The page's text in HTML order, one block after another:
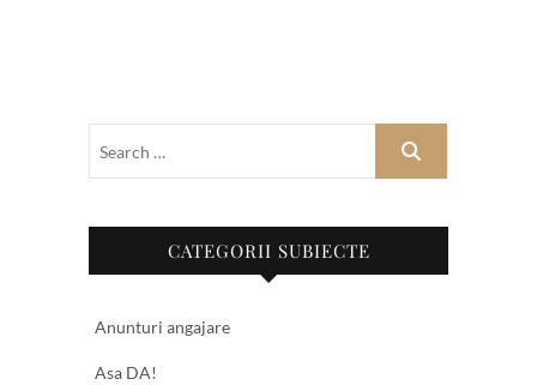
CATEGORII SUBIECTE
Anunturi angajare
Asa DA!